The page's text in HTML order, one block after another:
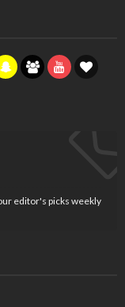
editor's picks weekly